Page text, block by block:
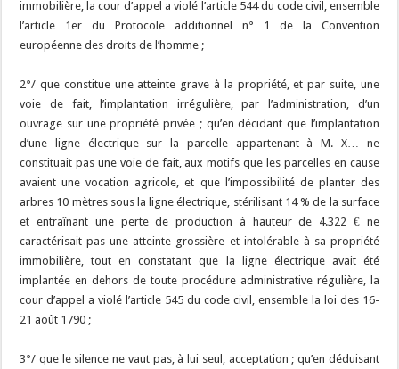
immobilière, la cour d’appel a violé l’article 544 du code civil, ensemble
l’article 1er du Protocole additionnel n° 1 de la Convention
européenne des droits de l’homme ;
2°/ que constitue une atteinte grave à la propriété, et par suite, une
voie de fait, l’implantation irrégulière, par l’administration, d’un
ouvrage sur une propriété privée ; qu’en décidant que l’implantation
d’une ligne électrique sur la parcelle appartenant à M. X… ne
constituait pas une voie de fait, aux motifs que les parcelles en cause
avaient une vocation agricole, et que l’impossibilité de planter des
arbres 10 mètres sous la ligne électrique, stérilisant 14 % de la surface
et entraînant une perte de production à hauteur de 4.322 € ne
caractérisait pas une atteinte grossière et intolérable à sa propriété
immobilière, tout en constatant que la ligne électrique avait été
implantée en dehors de toute procédure administrative régulière, la
cour d’appel a violé l’article 545 du code civil, ensemble la loi des 16-
21 août 1790 ;
3°/ que le silence ne vaut pas, à lui seul, acceptation ; qu’en déduisant